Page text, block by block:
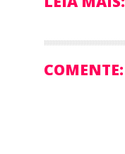
COMENTE: